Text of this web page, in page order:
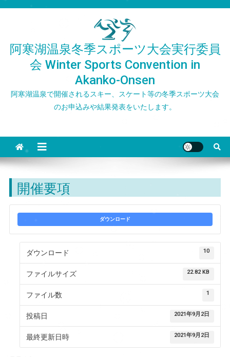
阿寒湖温泉冬季スポーツ大会実行委員
会 Winter Sports Convention in
Akanko-Onsen
阿寒湖温泉で開催されるスキー、スケート等の冬季スポーツ大会
のお申込みや結果発表をいたします。
開催要項
ダウンロード
ダウンロード 10
ファイルサイズ 22.82 KB
ファイル数 1
投稿日 2021年9月2日
最終更新日時 2021年9月2日